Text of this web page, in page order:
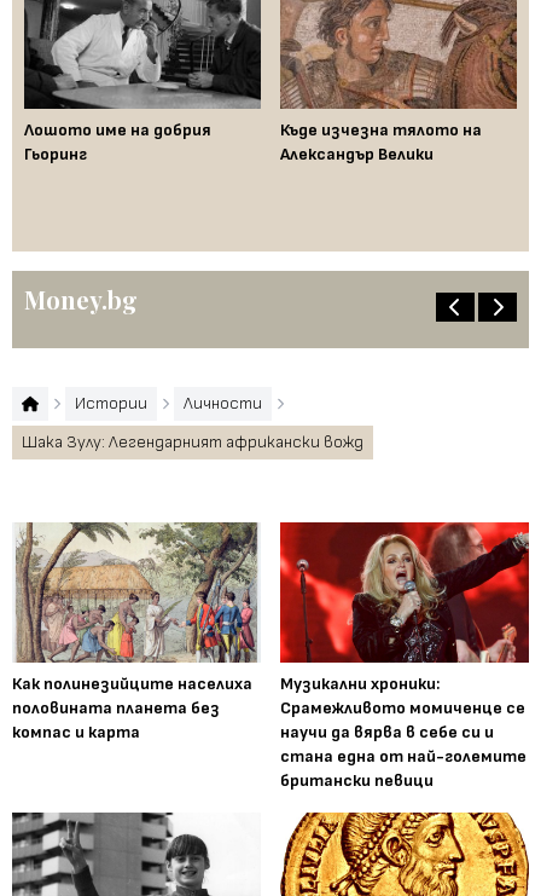
Лошото име на добрия
Гьоринг
Къде изчезна тялото на
Александър Велики
Money.bg
Истории
Личности
Шака Зулу: Легендарният африкански вожд
Как полинезийците населиха
половината планета без
компас и карта
Музикални хроники:
Срамежливото момиченце се
научи да вярва в себе си и
стана една от най-големите
британски певици